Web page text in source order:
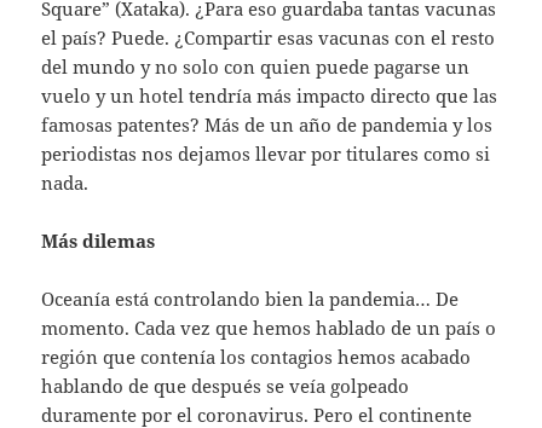
Square” (Xataka). ¿Para eso guardaba tantas vacunas
el país? Puede. ¿Compartir esas vacunas con el resto
del mundo y no solo con quien puede pagarse un
vuelo y un hotel tendría más impacto directo que las
famosas patentes? Más de un año de pandemia y los
periodistas nos dejamos llevar por titulares como si
nada.
Más dilemas
Oceanía está controlando bien la pandemia… De
momento. Cada vez que hemos hablado de un país o
región que contenía los contagios hemos acabado
hablando de que después se veía golpeado
duramente por el coronavirus. Pero el continente